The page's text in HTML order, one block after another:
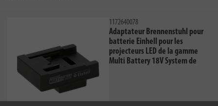
1172640078
Adaptateur Brennenstuhl pour
batterie Einhell pour les
projecteurs LED de la gamme
Multi Battery 18V System de